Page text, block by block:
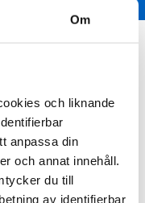
Om
och liknande
anpassa din
och annat innehåll.
du till
av identifierbar
spruta.
klicka här